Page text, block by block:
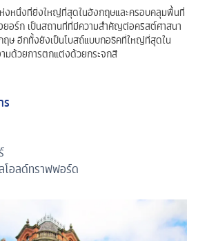
งหนึ่งที่ยิ่งใหญ่ที่สุดในอังกฤษและครอบคลุมพื้นที่
ยอร์ก เป็นสถานที่ที่มีความสำคัญต่อคริสต์ศาสนา
ษ อีกทั้งยังเป็นโบสถ์แบบกอธิคที่ใหญ่ที่สุดใน
มด้วยการตกแต่งด้วยกระจกสี
ร
อลด์ทราฟฟอร์ด